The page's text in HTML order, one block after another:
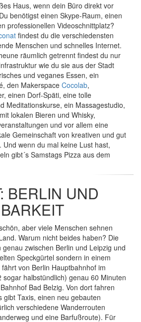
Haus, wenn dein Büro direkt vor
benötigst einen Skype-Raum, einen
professionellen Videoschnittplatz?
findest du die verschiedensten
Menschen und schnelles Internet.
räumlich getrennt findest du nur
wie du sie aus der Stadt
und veganes Essen, ein
den Makerspace Cocolab,
einen Dorf-Späti, eine tolle
Meditationskurse, ein Massagestudio,
lokalen Bieren und Whisky,
und vor allem eine
Gemeinschaft von kreativen und gut
wenn du mal keine Lust hast,
gibt´s Samstags Pizza aus dem
BERLIN UND
aber viele Menschen sehnen
Warum nicht beides haben? Die
zwischen Berlin und Leipzig und
Speckgürtel sondern in einem
von Berlin Hauptbahnhof im
sogar halbstündlich) genau 60 Minuten
Bad Belzig. Von dort fahren
gibt Taxis, einen neu gebauten
verschiedene Wanderrouten
und eine Barfußroute). Für